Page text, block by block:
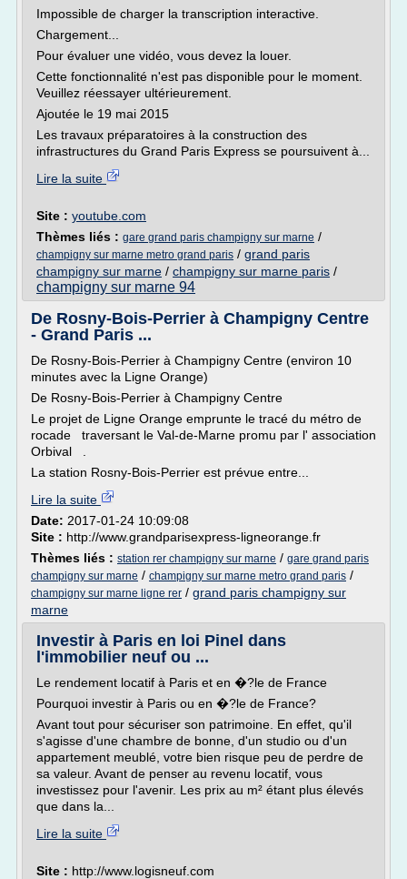
Impossible de charger la transcription interactive.
Chargement...
Pour évaluer une vidéo, vous devez la louer.
Cette fonctionnalité n'est pas disponible pour le moment.
Veuillez réessayer ultérieurement.
Ajoutée le 19 mai 2015
Les travaux préparatoires à la construction des
infrastructures du Grand Paris Express se poursuivent à...
Lire la suite
Site : youtube.com
Thèmes liés : gare grand paris champigny sur marne /
champigny sur marne metro grand paris / grand paris
champigny sur marne / champigny sur marne paris /
champigny sur marne 94
De Rosny-Bois-Perrier à Champigny Centre
- Grand Paris ...
De Rosny-Bois-Perrier à Champigny Centre (environ 10
minutes avec la Ligne Orange)
De Rosny-Bois-Perrier à Champigny Centre
Le projet de Ligne Orange emprunte le tracé du métro de
rocade traversant le Val-de-Marne promu par l' association
Orbival .
La station Rosny-Bois-Perrier est prévue entre...
Lire la suite
Date: 2017-01-24 10:09:08
Site : http://www.grandparisexpress-ligneorange.fr
Thèmes liés : station rer champigny sur marne / gare grand paris
champigny sur marne / champigny sur marne metro grand paris /
champigny sur marne ligne rer / grand paris champigny sur
marne
Investir à Paris en loi Pinel dans
l'immobilier neuf ou ...
Le rendement locatif à Paris et en �?le de France
Pourquoi investir à Paris ou en �?le de France?
Avant tout pour sécuriser son patrimoine. En effet, qu'il
s'agisse d'une chambre de bonne, d'un studio ou d'un
appartement meublé, votre bien risque peu de perdre de
sa valeur. Avant de penser au revenu locatif, vous
investissez pour l'avenir. Les prix au m² étant plus élevés
que dans la...
Lire la suite
Site : http://www.logisneuf.com